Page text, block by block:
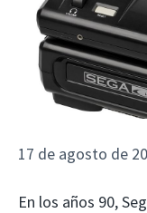
17 de agosto de
En los años 90,